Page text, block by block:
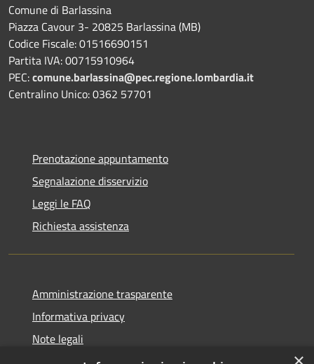
Comune di Barlassina
Piazza Cavour 3- 20825 Barlassina (MB)
Codice Fiscale: 01516690151
Partita IVA: 00715910964
PEC:comune.barlassina@pec.regione.lombardia.it
Centralino Unico: 0362 57701
Prenotazione appuntamento
Segnalazione disservizio
Leggi le FAQ
Richiesta assistenza
Amministrazione trasparente
Informativa privacy
Note legali